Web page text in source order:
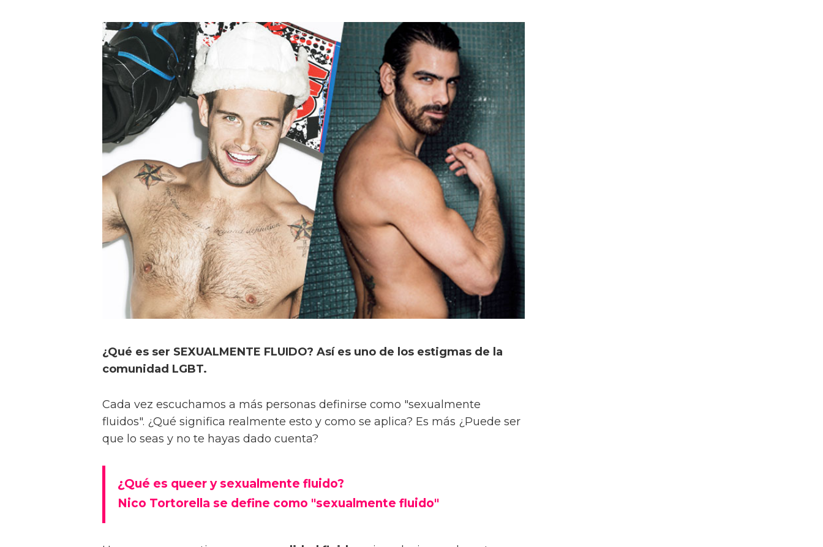
¿Qué es ser SEXUALMENTE FLUIDO? Así es uno de los estigmas de la
comunidad LGBT.
Cada vez escuchamos a más personas definirse como "sexualmente
fluidos". ¿Qué significa realmente esto y como se aplica? Es más ¿Puede ser
que lo seas y no te hayas dado cuenta?
¿Qué es queer y sexualmente fluido?
Nico Tortorella se define como "sexualmente fluido"